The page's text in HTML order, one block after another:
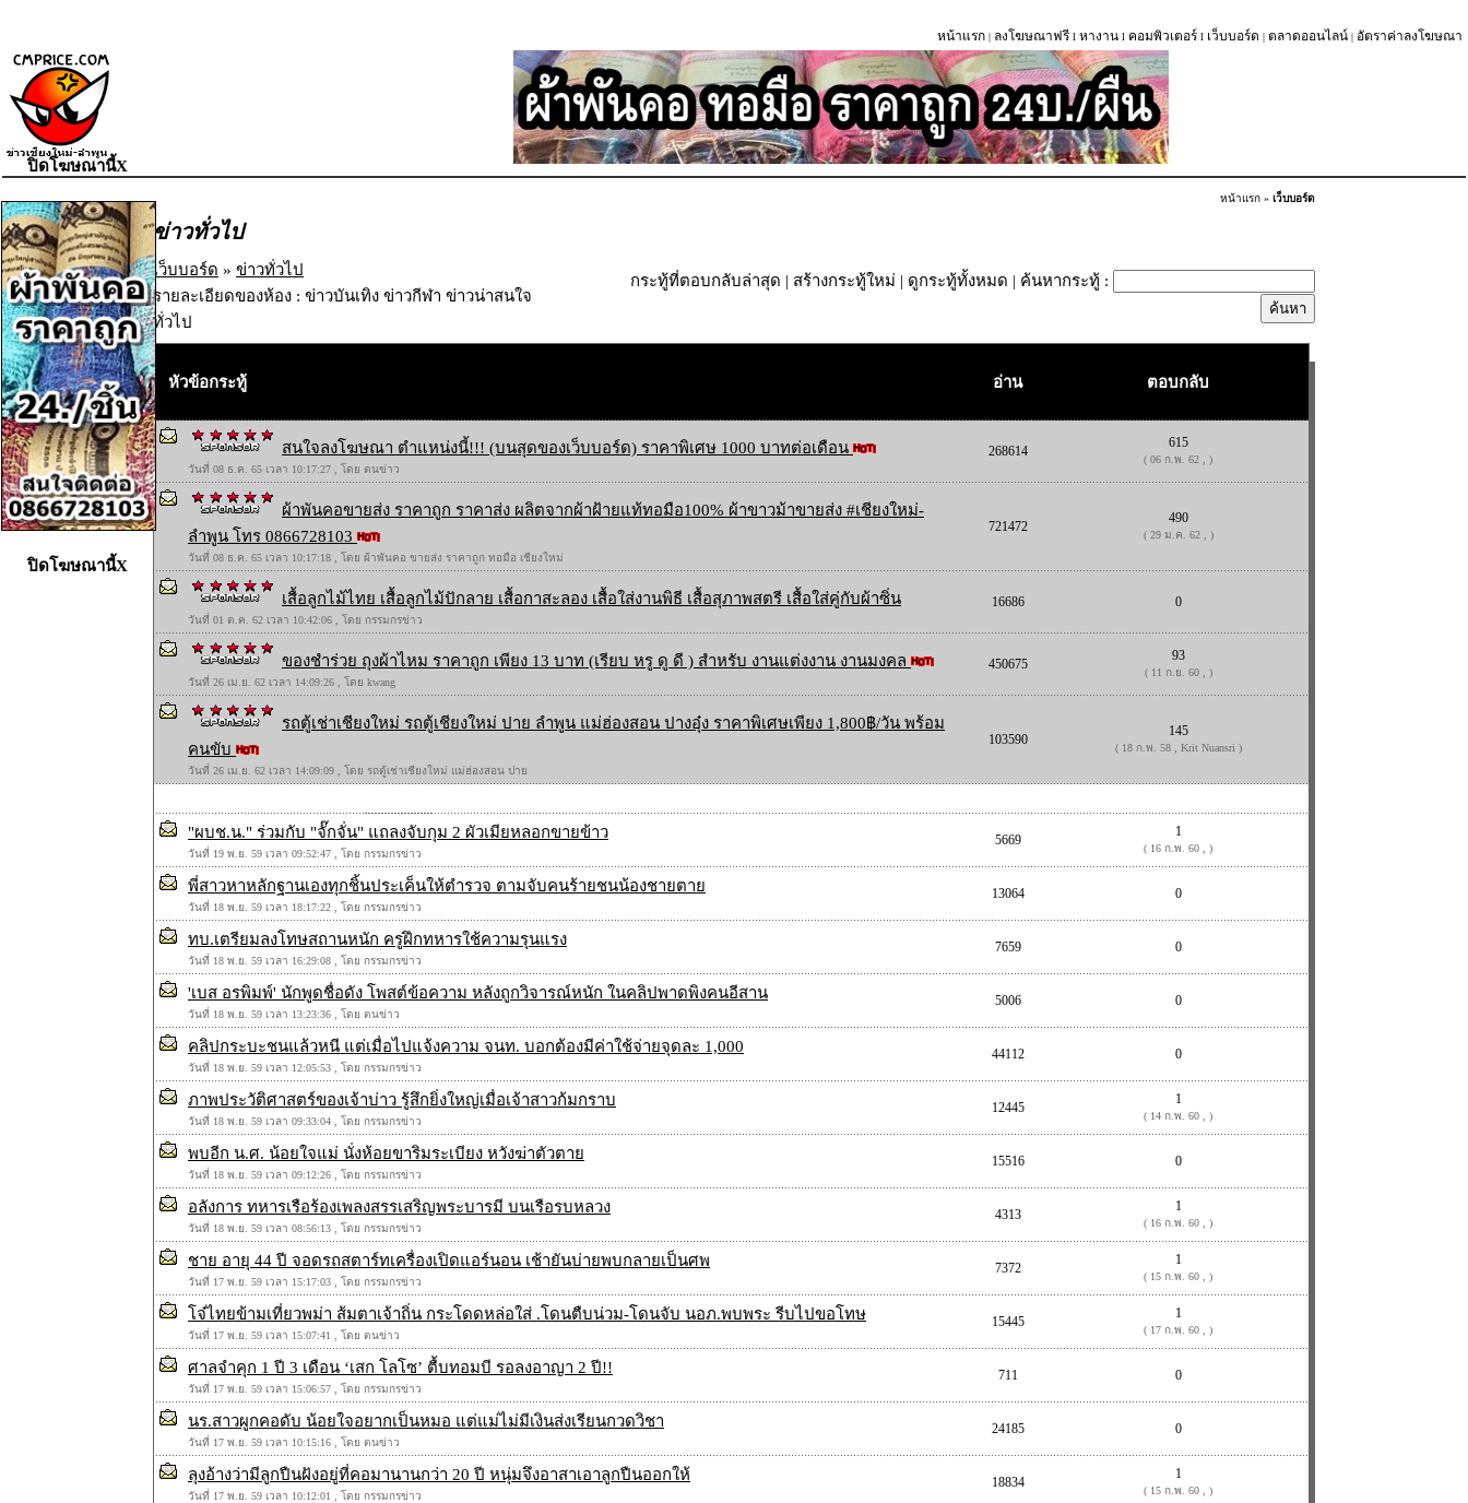
หน้าแรก | ลงโฆษณาฟรี l หางาน l คอมพิวเตอร์ l เว็บบอร์ด | ตลาดออนไลน์ | อัตราค่าลงโฆษณา
หน้าแรก » เว็บบอร์ด
ข่าวทั่วไป
เว็บบอร์ด » ข่าวทั่วไป
รายละเอียดของห้อง : ข่าวบันเทิง ข่าวกีฬา ข่าวน่าสนใจ
ทั่วไป
กระทู้ที่ตอบกลับล่าสุด | สร้างกระทู้ใหม่ | ดูกระทู้ทั้งหมด | ค้นหากระทู้ :
หัวข้อกระทู้ อ่าน ตอบกลับ
สนใจลงโฆษณา ตำแหน่งนี้!!! (บนสุดของเว็บบอร์ด) ราคาพิเศษ 1000 บาทต่อเดือน
วันที่ 08 ธ.ค. 65 เวลา 10:17:27 , โดย ตนข่าว
268614
615
( 06 ก.พ. 62 , )
ผ้าพันคอขายส่ง ราคาถูก ราคาส่ง ผลิตจากผ้าฝ้ายแท้ทอมือ100% ผ้าขาวม้าขายส่ง #เชียงใหม่-
ลำพูน โทร 0866728103
วันที่ 08 ธ.ค. 65 เวลา 10:17:18 , โดย ผ้าพันคอ ขายส่ง ราคาถูก ทอมือ เชียงใหม่
721472
490
( 29 ม.ค. 62 , )
เสื้อลูกไม้ไทย เสื้อลูกไม้ปักลาย เสื้อกาสะลอง เสื้อใส่งานพิธี เสื้อสุภาพสตรี เสื้อใส่คู่กับผ้าซิ่น
วันที่ 01 ต.ค. 62 เวลา 10:42:06 , โดย กรรมกรข่าว
16686 0
ของชำร่วย ถุงผ้าไหม ราคาถูก เพียง 13 บาท (เรียบ หรู ดู ดี ) สำหรับ งานแต่งงาน งานมงคล
วันที่ 26 เม.ย. 62 เวลา 14:09:26 , โดย kwang
450675
93
( 11 ก.ย. 60 , )
รถตู้เช่าเชียงใหม่ รถตู้เชียงใหม่ ปาย ลำพูน แม่ฮ่องสอน ปางอุ๋ง ราคาพิเศษเพียง 1,800฿/วัน พร้อม
คนขับ
วันที่ 26 เม.ย. 62 เวลา 14:09:09 , โดย รถตู้เช่าเชียงใหม่ แม่ฮ่องสอน ปาย
103590
145
( 18 ก.พ. 58 , Krit Nuansri )
"ผบช.น." ร่วมกับ "จั๊กจั่น" แถลงจับกุม 2 ผัวเมียหลอกขายข้าว
วันที่ 19 พ.ย. 59 เวลา 09:52:47 , โดย กรรมกรข่าว
5669
1
( 16 ก.พ. 60 , )
พี่สาวหาหลักฐานเองทุกชิ้นประเค็นให้ตำรวจ ตามจับคนร้ายชนน้องชายตาย
วันที่ 18 พ.ย. 59 เวลา 18:17:22 , โดย กรรมกรข่าว
13064 0
ทบ.เตรียมลงโทษสถานหนัก ครูฝึกทหารใช้ความรุนแรง
วันที่ 18 พ.ย. 59 เวลา 16:29:08 , โดย กรรมกรข่าว
7659 0
'เบส อรพิมพ์' นักพูดชื่อดัง โพสต์ข้อความ หลังถูกวิจารณ์หนัก ในคลิปพาดพิงคนอีสาน
วันที่ 18 พ.ย. 59 เวลา 13:23:36 , โดย ตนข่าว
5006 0
คลิปกระบะชนแล้วหนี แต่เมื่อไปแจ้งความ จนท. บอกต้องมีค่าใช้จ่ายจุดละ 1,000
วันที่ 18 พ.ย. 59 เวลา 12:05:53 , โดย กรรมกรข่าว
44112 0
ภาพประวัติศาสตร์ของเจ้าบ่าว รู้สึกยิ่งใหญ่เมื่อเจ้าสาวก้มกราบ
วันที่ 18 พ.ย. 59 เวลา 09:33:04 , โดย กรรมกรข่าว
12445
1
( 14 ก.พ. 60 , )
พบอีก น.ศ. น้อยใจแม่ นั่งห้อยขาริมระเบียง หวังฆ่าตัวตาย
วันที่ 18 พ.ย. 59 เวลา 09:12:26 , โดย กรรมกรข่าว
15516 0
อลังการ ทหารเรือร้องเพลงสรรเสริญพระบารมี บนเรือรบหลวง
วันที่ 18 พ.ย. 59 เวลา 08:56:13 , โดย กรรมกรข่าว
4313
1
( 16 ก.พ. 60 , )
ชาย อายุ 44 ปี จอดรถสตาร์ทเครื่องเปิดแอร์นอน เช้ายันบ่ายพบกลายเป็นศพ
วันที่ 17 พ.ย. 59 เวลา 15:17:03 , โดย กรรมกรข่าว
7372
1
( 15 ก.พ. 60 , )
โจ๋ไทยข้ามเที่ยวพม่า ส้มตาเจ้าถิ่น กระโดดหล่อใส่ .โดนตืบน่วม-โดนจับ นอภ.พบพระ รีบไปขอโทษ
วันที่ 17 พ.ย. 59 เวลา 15:07:41 , โดย ตนข่าว
15445
1
( 17 ก.พ. 60 , )
ศาลจำคุก 1 ปี 3 เดือน ‘เสก โลโซ’ ตื้บทอมบี รอลงอาญา 2 ปี!!
วันที่ 17 พ.ย. 59 เวลา 15:06:57 , โดย กรรมกรข่าว
711 0
นร.สาวผูกคอดับ น้อยใจอยากเป็นหมอ แต่แม่ไม่มีเงินส่งเรียนกวดวิชา
วันที่ 17 พ.ย. 59 เวลา 10:15:16 , โดย ตนข่าว
24185 0
ลุงอ้างว่ามีลูกปืนฝังอยู่ที่คอมานานกว่า 20 ปี หนุ่มจึงอาสาเอาลูกปืนออกให้
วันที่ 17 พ.ย. 59 เวลา 10:12:01 , โดย กรรมกรข่าว
18834
1
( 15 ก.พ. 60 , )
ปิดโฆษณานี้X
ปิดโฆษณานี้X